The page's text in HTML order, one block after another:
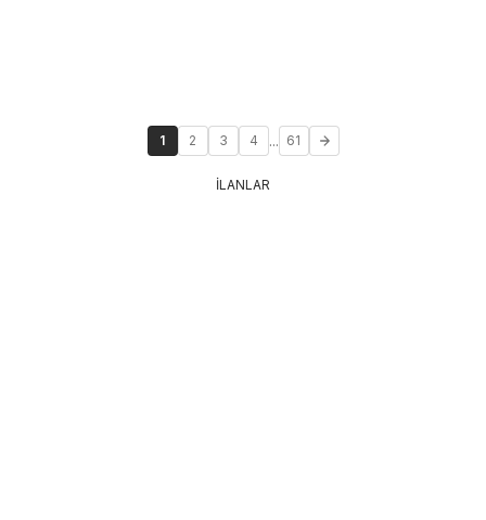
1 2 3 4 ... 61
İLANLAR